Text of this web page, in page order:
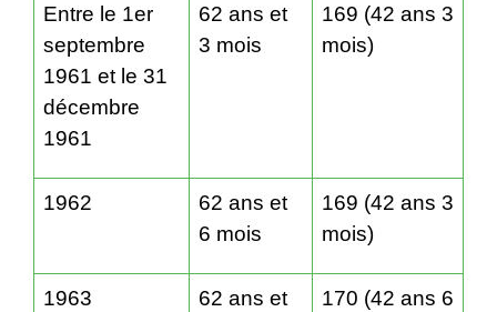
Entre le 1er
septembre
1961 et le 31
décembre
1961
62 ans et
3 mois
169 (42 ans 3
mois)
1962
62 ans et
6 mois
169 (42 ans 3
mois)
1963
62 ans et
170 (42 ans 6